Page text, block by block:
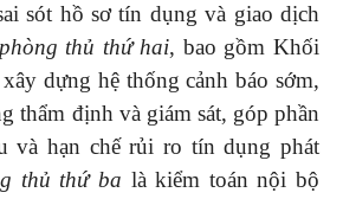
sót hồ sơ tín dụng và giao dịch
thủ thứ hai, bao gồm Khối
dựng hệ thống cảnh báo sớm,
thẩm định và giám sát, góp phần
và hạn chế rủi ro tín dụng phát
thủ thứ ba là kiểm toán nội bộ